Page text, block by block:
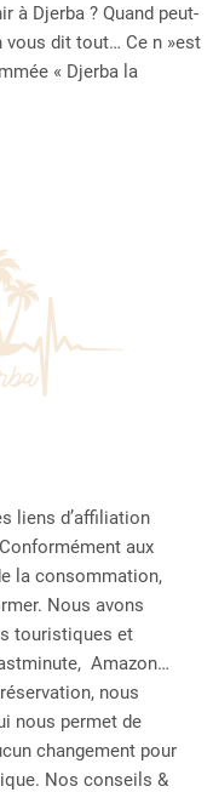
à Djerba ? Quand peut-
vous dit tout… Ce n »est
« Djerba la
liens d’affiliation
aux
la consommation,
Nous avons
touristiques et
Amazon…
nous
nous permet de
changement pour
Nos conseils &